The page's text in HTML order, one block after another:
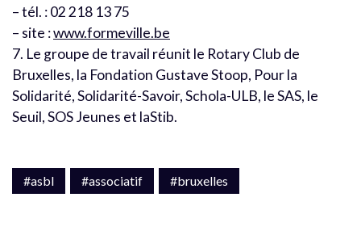
– tél. : 02 218 13 75
– site :www.formeville.be
7. Le groupe de travail réunit le Rotary Club de
Bruxelles, la Fondation Gustave Stoop, Pour la
Solidarité, Solidarité-Savoir, Schola-ULB, le SAS, le
Seuil, SOS Jeunes et laStib.
#asbl #associatif #bruxelles